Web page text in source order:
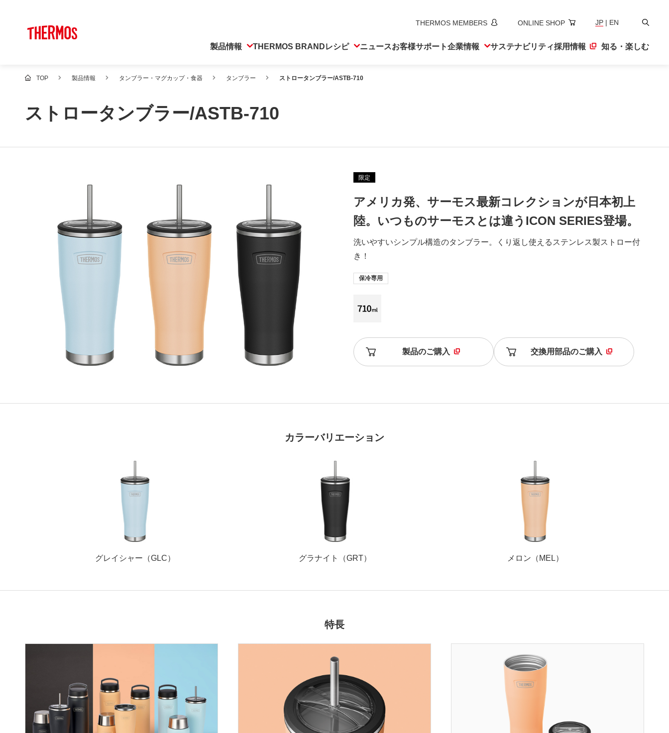
THERMOS MEMBERS ONLINE SHOP JP | EN
検
製品情報 THERMOS BRANDレシピ ニュースお客様サポート企業情報 サステナビリティ採用情報 知る・楽しむ
TOP 製品情報 タンブラー・マグカップ・食器 タンブラー ストロータンブラー/ASTB-710
ストロータンブラー/ASTB-710
限定
アメリカ発、サーモス最新コレクションが日本初上
陸。いつものサーモスとは違うICON SERIES登場。
洗いやすいシンプル構造のタンブラー。くり返し使えるステンレス製ストロー付
き！
保冷専用
製品のご購入 交換用部品のご購入
カラーバリエーション
グレイシャー（GLC） グラナイト（GRT） メロン（MEL）
特長